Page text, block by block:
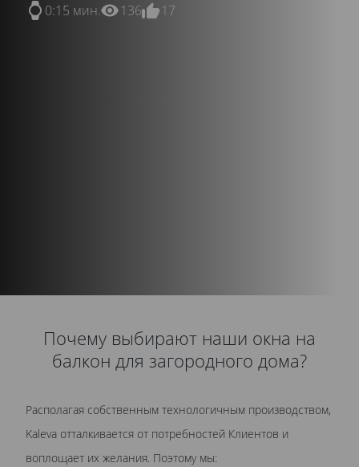
0:15 мин. 136 17
Почему выбирают наши окна на
балкон для загородного дома?
Располагая собственным технологичным производством,
Kaleva отталкивается от потребностей Клиентов и
воплощает их желания. Поэтому мы: